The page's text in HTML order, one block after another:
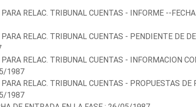
RELAC. TRIBUNAL CUENTAS - INFORME --
RELAC. TRIBUNAL CUENTAS - PENDIENTE DE
RELAC. TRIBUNAL CUENTAS - INFORMACION
1987
RELAC. TRIBUNAL CUENTAS - PROPUESTAS DE
1987